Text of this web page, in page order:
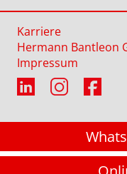
Karriere
Hermann Bantleon
Impressum